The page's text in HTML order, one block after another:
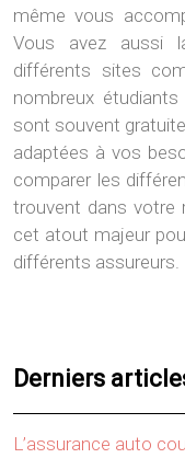
même vous
Vous avez aussi
différents sites
nombreux
sont souvent
adaptées à vos
comparer les
trouvent dans votre
cet atout majeur
différents assureurs.
Derniers
L’assurance auto